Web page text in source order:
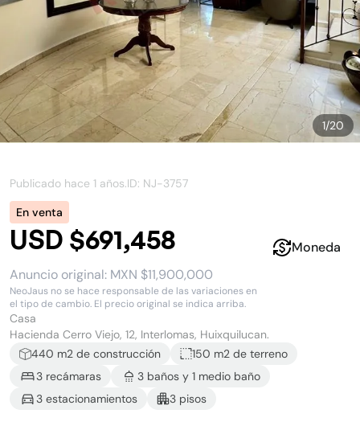
1/20
Publicado hace 1 años.ID: NJ-3757
En venta
USD $691,458
Anuncio original: MXN $11,900,000
NeoJaus no se hace responsable de las variaciones en
el tipo de cambio. El precio original se indica arriba.
Moneda
Casa
Hacienda Cerro Viejo, 12, Interlomas, Huixquilucan.
440 m2 de construcción 150 m2 de terreno
3 recámaras 3 baños y 1 medio baño
3 estacionamientos 3 pisos